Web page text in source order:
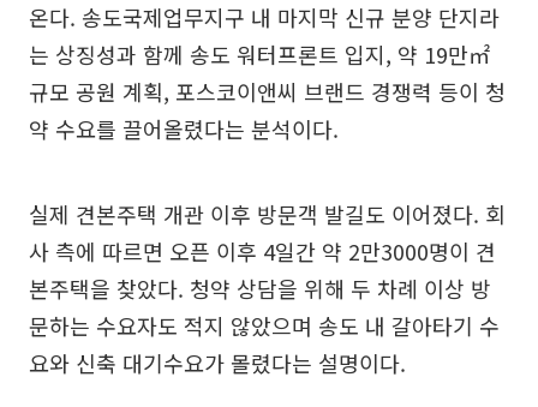
온다. 송도국제업무지구 내 마지막 신규 분양 단지라
는 상징성과 함께 송도 워터프론트 입지, 약 19만㎡
규모 공원 계획, 포스코이앤씨 브랜드 경쟁력 등이 청
약 수요를 끌어올렸다는 분석이다.
실제 견본주택 개관 이후 방문객 발길도 이어졌다. 회
사 측에 따르면 오픈 이후 4일간 약 2만3000명이 견
본주택을 찾았다. 청약 상담을 위해 두 차례 이상 방
문하는 수요자도 적지 않았으며 송도 내 갈아타기 수
요와 신축 대기수요가 몰렸다는 설명이다.